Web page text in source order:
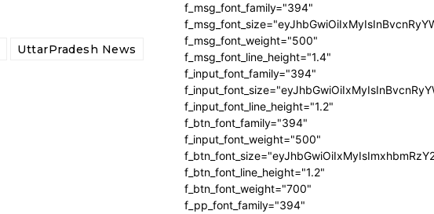
UttarPradesh News
f_msg_font_family="394"
f_msg_font_weight="500"
f_msg_font_line_height="1.4"
f_input_font_family="394"
f_input_font_line_height="1.2"
f_btn_font_family="394"
f_input_font_weight="500"
f_btn_font_line_height="1.2"
f_btn_font_weight="700"
f_pp_font_family="394"